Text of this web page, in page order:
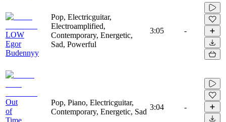
LOW
Egor
Budennyy
Pop, Electricguitar,
Electroamplified,
Contemporary, Energetic,
Sad, Powerful
3:05 -
Out
of
Time
Pop, Piano, Electricguitar,
Contemporary, Energetic, Sad
3:04 -